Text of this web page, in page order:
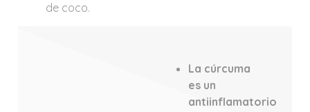
de coco.
La cúrcuma
es un
antiinflamatorio